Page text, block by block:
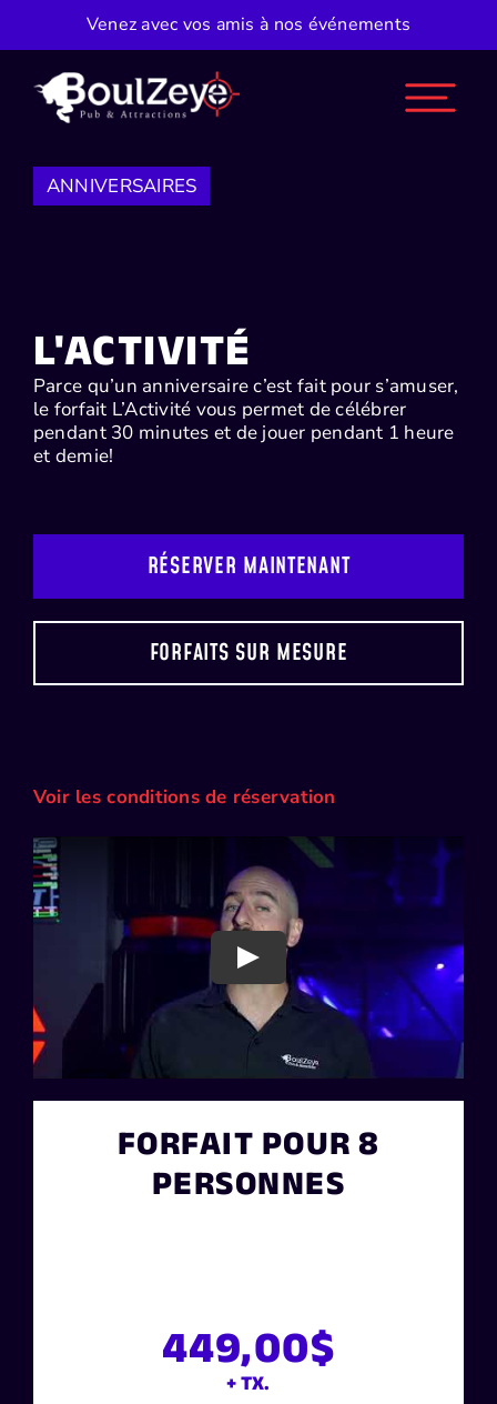
content
Venez avec vos amis à nos événements
ANNIVERSAIRES
L'ACTIVITÉ
Parce qu’un anniversaire c’est fait pour s’amuser,
le forfait L’Activité vous permet de célébrer
pendant 30 minutes et de jouer pendant 1 heure
et demie!
RÉSERVER MAINTENANT
FORFAITS SUR MESURE
Voir les conditions de réservation
Play
FORFAIT POUR 8
PERSONNES
449,00$
+ TX.